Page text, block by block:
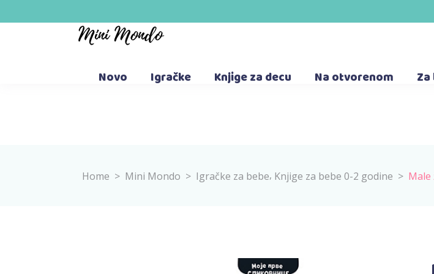
Novo Igračke Knjige za decu Na otvorenom
Home > Mini Mondo > Igračke za bebe, Knjige za bebe 0-2 godine > Male